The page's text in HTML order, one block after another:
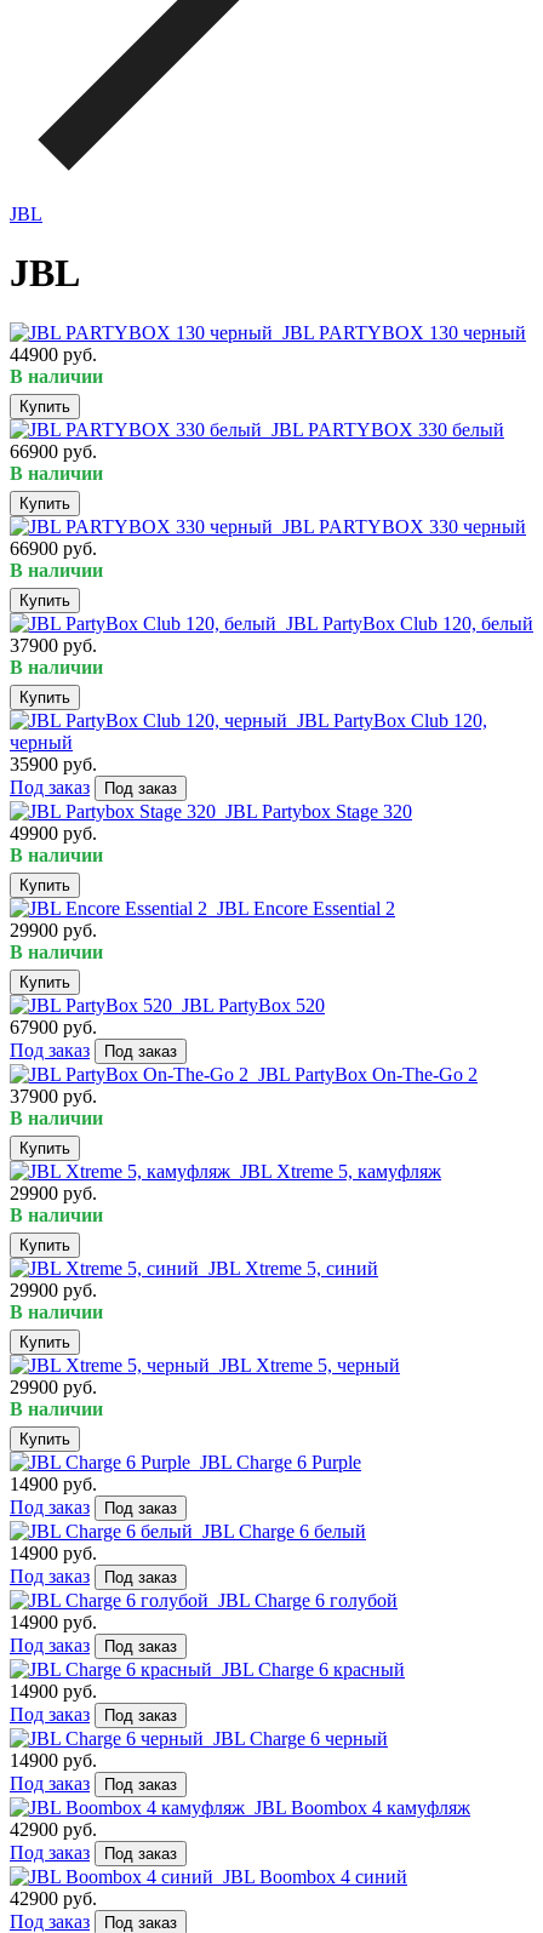
JBL
JBL
JBL PARTYBOX 130 черный
44900 руб.
В наличии
Купить
JBL PARTYBOX 330 белый
66900 руб.
В наличии
Купить
JBL PARTYBOX 330 черный
66900 руб.
В наличии
Купить
JBL PartyBox Club 120, белый
37900 руб.
В наличии
Купить
JBL PartyBox Club 120,
черный
35900 руб.
Под заказ
Под заказ
JBL Partybox Stage 320
49900 руб.
В наличии
Купить
JBL Encore Essential 2
29900 руб.
В наличии
Купить
JBL PartyBox 520
67900 руб.
Под заказ
Под заказ
JBL PartyBox On-The-Go 2
37900 руб.
В наличии
Купить
JBL Xtreme 5, камуфляж
29900 руб.
В наличии
Купить
JBL Xtreme 5, синий
29900 руб.
В наличии
Купить
JBL Xtreme 5, черный
29900 руб.
В наличии
Купить
JBL Charge 6 Purple
14900 руб.
Под заказ
Под заказ
JBL Charge 6 белый
14900 руб.
Под заказ
Под заказ
JBL Charge 6 голубой
14900 руб.
Под заказ
Под заказ
JBL Charge 6 красный
14900 руб.
Под заказ
Под заказ
JBL Charge 6 черный
14900 руб.
Под заказ
Под заказ
JBL Boombox 4 камуфляж
42900 руб.
Под заказ
Под заказ
JBL Boombox 4 синий
42900 руб.
Под заказ
Под заказ